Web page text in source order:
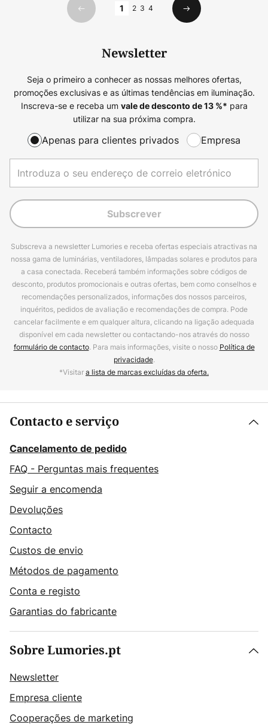
Anterior
1 2 3 4
Seguinte
Newsletter
Seja o primeiro a conhecer as nossas melhores ofertas,
promoções exclusivas e as últimas tendências em iluminação.
Inscreva-se e receba um vale de desconto de13%* para
utilizar na sua próxima compra.
Apenas para clientes privados Empresa
Subscrever
Subscreva a newsletter Lumories e receba ofertas especiais atractivas na
nossa gama de luminárias, ventiladores, lâmpadas solares e produtos para
a casa conectada. Receberá também informações sobre códigos de
desconto, produtos promocionais e outras ofertas, bem como conselhos e
recomendações personalizados, informações dos nossos parceiros,
inquéritos, pedidos de avaliação e recomendações de compra. Pode
cancelar facilmente e em qualquer altura, clicando na ligação adequada
disponível em cada newsletter ou contactando-nos através do nosso
formulário de contacto. Para mais informações, visite o nosso Política de
privacidade.
*Visitara lista de marcas excluídas da oferta.
Contacto e serviço
Cancelamento de pedido
FAQ - Perguntas mais frequentes
Seguir a encomenda
Devoluções
Contacto
Custos de envio
Métodos de pagamento
Conta e registo
Garantias do fabricante
Sobre Lumories.pt
Newsletter
Empresa cliente
Cooperações de marketing